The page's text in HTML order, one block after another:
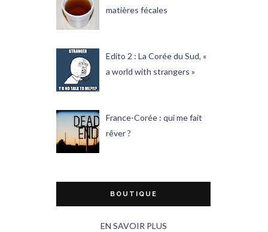
matières fécales
Edito 2 : La Corée du Sud, «
a world with strangers »
France-Corée : qui me fait
rêver ?
BOUTIQUE
EN SAVOIR PLUS